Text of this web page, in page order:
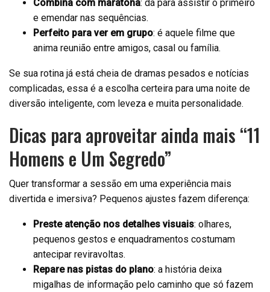
Combina com maratona: dá para assistir o primeiro
e emendar nas sequências.
Perfeito para ver em grupo: é aquele filme que
anima reunião entre amigos, casal ou família.
Se sua rotina já está cheia de dramas pesados e notícias
complicadas, essa é a escolha certeira para uma noite de
diversão inteligente, com leveza e muita personalidade.
Dicas para aproveitar ainda mais “11
Homens e Um Segredo”
Quer transformar a sessão em uma experiência mais
divertida e imersiva? Pequenos ajustes fazem diferença:
Preste atenção nos detalhes visuais: olhares,
pequenos gestos e enquadramentos costumam
antecipar reviravoltas.
Repare nas pistas do plano: a história deixa
migalhas de informação pelo caminho que só fazem